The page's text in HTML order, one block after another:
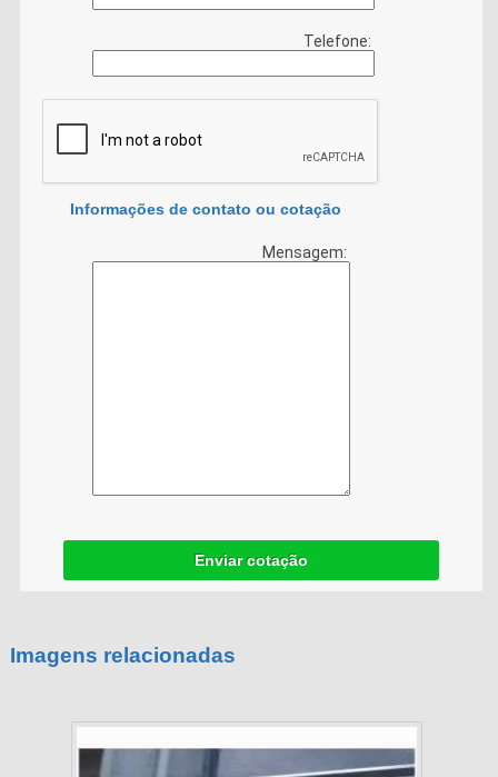
Telefone:
Informações de contato ou cotação
Mensagem:
Enviar cotação
Imagens relacionadas